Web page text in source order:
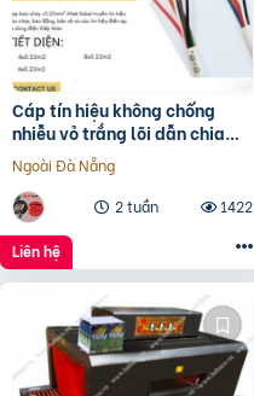
Cáp tín hiệu không chống
nhiễu vỏ trắng lõi dẫn chia
màu
Ngoài Đà Nẵng
2 tuần
1422
Liên hệ